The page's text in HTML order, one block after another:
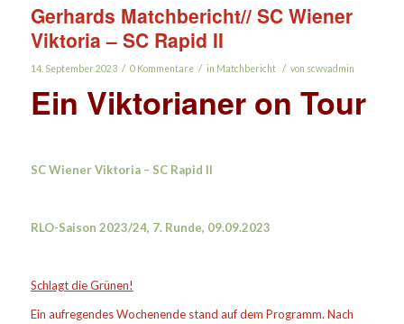
Gerhards Matchbericht// SC Wiener
Viktoria – SC Rapid II
14. September 2023 / 0 Kommentare / in Matchbericht / von scwvadmin
Ein Viktorianer on Tour
SC Wiener Viktoria – SC Rapid II
RLO-Saison 2023/24, 7. Runde, 09.09.2023
Schlagt die Grünen!
Ein aufregendes Wochenende stand auf dem Programm. Nach